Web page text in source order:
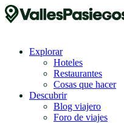
Explorar
Hoteles
Restaurantes
Cosas que hacer
Descubrir
Blog viajero
Foro de viajes